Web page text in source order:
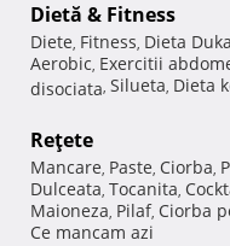
Dietă & Fitness
Diete, Fitness, Dieta
Aerobic, Exercitii
disociata, Silueta, Dieta
Reţete
Mancare, Paste, Ciorba,
Dulceata, Tocanita,
Maioneza, Pilaf, Ciorba
Ce mancam azi